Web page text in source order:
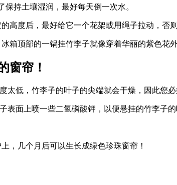
保持土壤湿润，最好每天倒一次水。
高度后，最好给它一个花架或用绳子拉动，否
箱顶部的一锅挂竹李子就像穿着华丽的紫色花外
窗帘！
低，竹李子的叶子的尖端就会干燥，因此您
面上喷一些二氢磷酸钾，以便悬挂的竹李子的
，几个月后可以生长成绿色珍珠窗帘！